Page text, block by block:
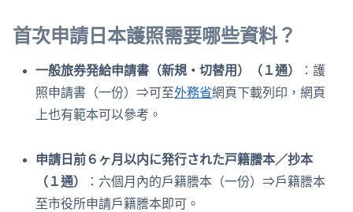
首次申請日本護照需要哪些資料？
一般旅券発給申請書（新規・切替用）（１通）
：護
照申請書（一份）⇒可至外務省網頁下載列印，網頁
上也有範本可以參考。
申請日前６ヶ月以内に発行された戸籍謄本／抄本
（１通）
：六個月內的戶籍謄本（一份）⇒戶籍謄本
至市役所申請戶籍謄本即可。